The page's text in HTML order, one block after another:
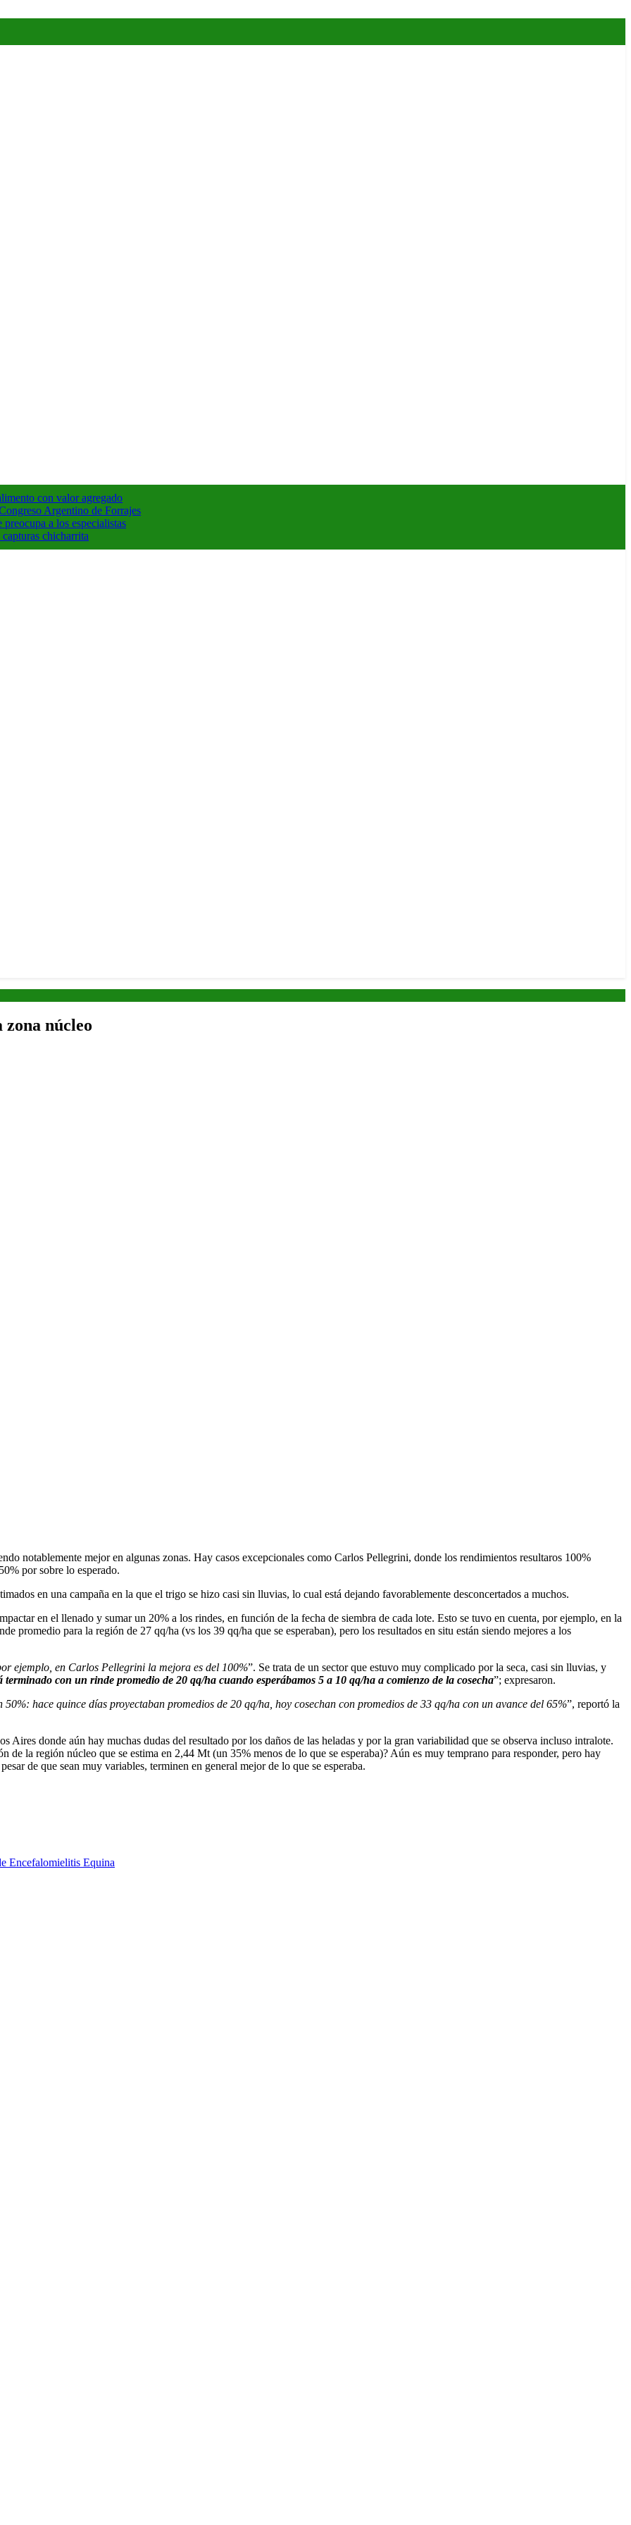
con valor agregado
Argentino de Forrajes
a los especialistas
chicharrita
núcleo
notablemente mejor en algunas zonas. Hay casos excepcionales como Carlos Pellegrini, donde los rendimientos resultaros 100%
por sobre lo esperado.
en una campaña en la que el trigo se hizo casi sin lluvias, lo cual está dejando favorablemente desconcertados a muchos.
en el llenado y sumar un 20% a los rindes, en función de la fecha de siembra de cada lote. Esto se tuvo en cuenta, por ejemplo, en la
promedio para la región de 27 qq/ha (vs los 39 qq/ha que se esperaban), pero los resultados en situ están siendo mejores a los
ejemplo, en Carlos Pellegrini la mejora es del 100%”. Se trata de un sector que estuvo muy complicado por la seca, casi sin lluvias, y
terminado con un rinde promedio de 20 qq/ha cuando esperábamos 5 a 10 qq/ha a comienzo de la cosecha”; expresaron.
hace quince días proyectaban promedios de 20 qq/ha, hoy cosechan con promedios de 33 qq/ha con un avance del 65%”, reportó la
Aires donde aún hay muchas dudas del resultado por los daños de las heladas y por la gran variabilidad que se observa incluso intralote.
de la región núcleo que se estima en 2,44 Mt (un 35% menos de lo que se esperaba)? Aún es muy temprano para responder, pero hay
de que sean muy variables, terminen en general mejor de lo que se esperaba.
Encefalomielitis Equina